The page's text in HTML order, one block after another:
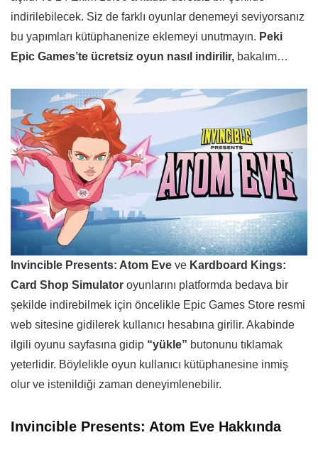
indirilebilecek. Siz de farklı oyunlar denemeyi seviyorsanız
bu yapımları kütüphanenize eklemeyi unutmayın. Peki
Epic Games’te ücretsiz oyun nasıl indirilir, bakalım…
Invincible Presents: Atom Eve ve Kardboard Kings:
Card Shop Simulator oyunlarını platformda bedava bir
şekilde indirebilmek için öncelikle Epic Games Store resmi
web sitesine gidilerek kullanıcı hesabına girilir. Akabinde
ilgili oyunu sayfasına gidip “yükle” butonunu tıklamak
yeterlidir. Böylelikle oyun kullanıcı kütüphanesine inmiş
olur ve istenildiği zaman deneyimlenebilir.
Invincible Presents: Atom Eve Hakkında